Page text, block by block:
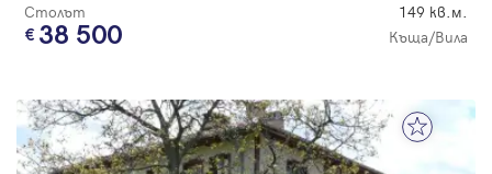
Столът 149 кв.м.
38 500 Къща/Вила